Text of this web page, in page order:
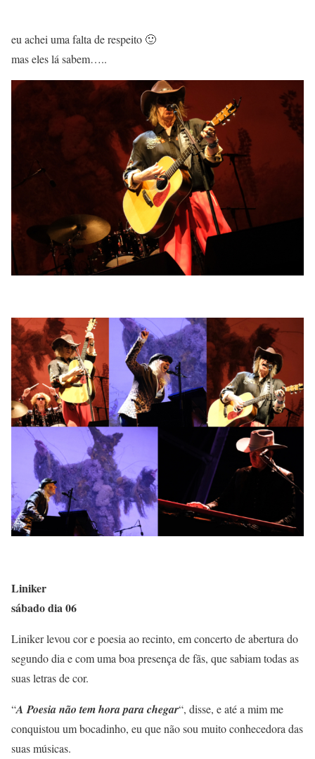
eu achei uma falta de respeito 🙂
mas eles lá sabem…..
Liniker
sábado dia 06
Liniker levou cor e poesia ao recinto, em concerto de abertura do
segundo dia e com uma boa presença de fãs, que sabiam todas as
suas letras de cor.
“A Poesia não tem hora para chegar“, disse, e até a mim me
conquistou um bocadinho, eu que não sou muito conhecedora das
suas músicas.